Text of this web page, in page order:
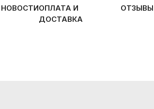
НОВОСТИОПЛАТА И
ДОСТАВКА
ОТЗЫВЫ